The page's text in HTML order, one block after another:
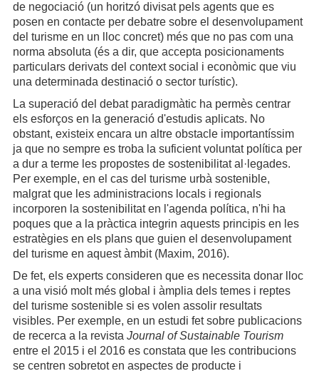
de negociació (un horitzó divisat pels agents que es
posen en contacte per debatre sobre el desenvolupament
del turisme en un lloc concret) més que no pas com una
norma absoluta (és a dir, que accepta posicionaments
particulars derivats del context social i econòmic que viu
una determinada destinació o sector turístic).
La superació del debat paradigmàtic ha permès centrar
els esforços en la generació d'estudis aplicats. No
obstant, existeix encara un altre obstacle importantíssim
ja que no sempre es troba la suficient voluntat política per
a dur a terme les propostes de sostenibilitat al·legades.
Per exemple, en el cas del turisme urbà sostenible,
malgrat que les administracions locals i regionals
incorporen la sostenibilitat en l'agenda política, n'hi ha
poques que a la pràctica integrin aquests principis en les
estratègies en els plans que guien el desenvolupament
del turisme en aquest àmbit (Maxim, 2016).
De fet, els experts consideren que es necessita donar lloc
a una visió molt més global i àmplia dels temes i reptes
del turisme sostenible si es volen assolir resultats
visibles. Per exemple, en un estudi fet sobre publicacions
de recerca a la revista Journal of Sustainable Tourism
entre el 2015 i el 2016 es constata que les contribucions
se centren sobretot en aspectes de producte i